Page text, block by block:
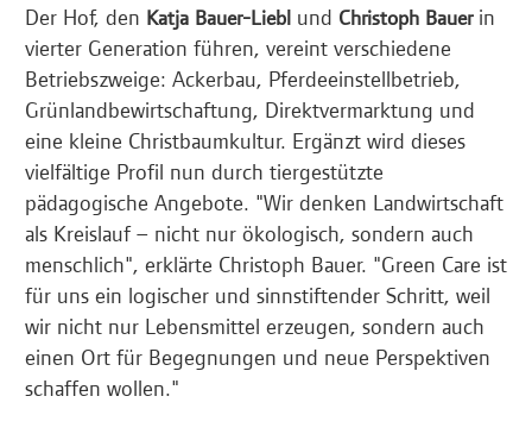
Der Hof, den Katja Bauer-Liebl und Christoph Bauerin
vierter Generation führen, vereint verschiedene
Betriebszweige: Ackerbau, Pferdeeinstellbetrieb,
Grünlandbewirtschaftung, Direktvermarktung und
eine kleine Christbaumkultur. Ergänzt wird dieses
vielfältige Profil nun durch tiergestützte
pädagogische Angebote. "Wir denken Landwirtschaft
als Kreislauf – nicht nur ökologisch, sondern auch
menschlich", erklärte Christoph Bauer. "Green Care ist
für uns ein logischer und sinnstiftender Schritt, weil
wir nicht nur Lebensmittel erzeugen, sondern auch
einen Ort für Begegnungen und neue Perspektiven
schaffen wollen."